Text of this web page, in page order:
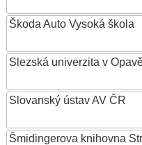
Škoda Auto Vysoká škola
Slezská univerzita v
Slovanský ústav AV ČR
Šmidingerova knihovna